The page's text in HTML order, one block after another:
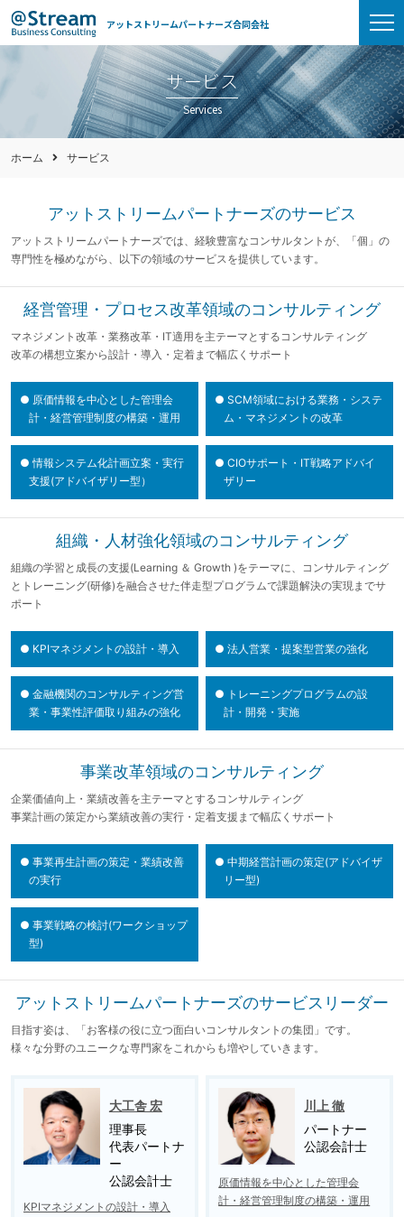
アットストリームパートナーズ合同会社
サービス
Services
ホーム サービス
アットストリームパートナーズのサービス
アットストリームパートナーズでは、経験豊富なコンサルタントが、
「個」の
専門性を極めながら、以下の領域のサービスを提供しています。
経営管理・プロセス改革領域のコンサルティング
マネジメント改革・業務改革・IT適用を主テーマとするコンサルティング
改革の構想立案から設計・導入・定着まで幅広くサポート
● 原価情報を中心とした管理会
計 ・経営管理制度の構築・運用
● SCM領域における業務・システ
ム ・マネジメントの改革
● 情報システム化計画立案・実行
支援(アドバイザリー型）
● CIOサポート・IT戦略アドバイ
ザリー
組織・人材強化領域のコンサルティング
組織の学習と成長の支援(Learning ＆ Growth )をテーマに、 コンサルティング
とトレーニング(研修)を融合させた伴走型プログラムで課題解決の実現までサ
ポート
● KPIマネジメントの設計・導入 ● 法人営業・提案型営業の強化
● 金融機関のコンサルティング営
業 ・事業性評価取り組みの強化
● トレーニングプログラムの設
計・開発 ・実施
事業改革領域のコンサルティング
企業価値向上・業績改善を主テーマとするコンサルティング
事業計画の策定から業績改善の実行・定着支援まで幅広くサポート
● 事業再生計画の策定・業績改善
の実行
● 中期経営計画の策定(アドバイザ
リー型)
● 事業戦略の検討(ワークショップ
型)
アットストリームパートナーズのサービスリーダー
目指す姿は、「お客様の役に立つ面白いコンサルタントの集団」です。
様々な分野のユニークな専門家をこれからも増やしていきます。
大工舎 宏
理事長
代表パートナ
ー
公認会計士
KPIマネジメントの設計・導入
川上 徹
パートナー
公認会計士
原価情報を中心とした管理会
計・経営管理制度の構築・運用